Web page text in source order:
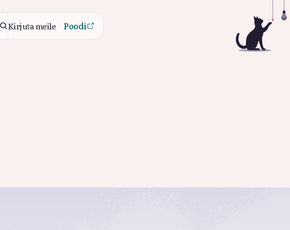
Kirjuta meile Poodi
Kirjuta meile Poodi